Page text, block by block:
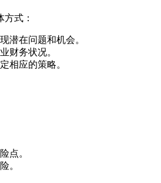
式：
潜在问题和机会。
财务状况。
相应的策略。
点。
。